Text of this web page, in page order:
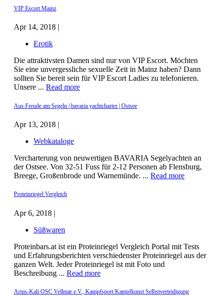
VIP Escort Mainz
Apr 14, 2018 |
Erotik
Die attraktivsten Damen sind nur von VIP Escort. Möchten
Sie eine unvergessliche sexuelle Zeit in Mainz haben? Dann
sollten Sie bereit sein für VIP Escort Ladies zu telefonieren.
Unsere ... Read more
Aus Freude am Segeln | bavaria yachtcharter | Ostsee
Apr 13, 2018 |
Webkataloge
Vercharterung von neuwertigen BAVARIA Segelyachten an
der Ostsee. Von 32-51 Fuss für 2-12 Personen ab Flensburg,
Breege, Großenbrode und Warnemünde. ... Read more
Proteinriegel Vergleich
Apr 6, 2018 |
Süßwaren
Proteinbars.at ist ein Proteinriegel Vergleich Portal mit Tests
und Erfahrungsberichten verschiedenster Proteinriegel aus der
ganzen Welt. Jeder Proteinriegel ist mit Foto und
Beschreibung ... Read more
Arnis-Kali OSC Vellmar e.V., Kampfsport Kampfkunst Selbstverteidigung